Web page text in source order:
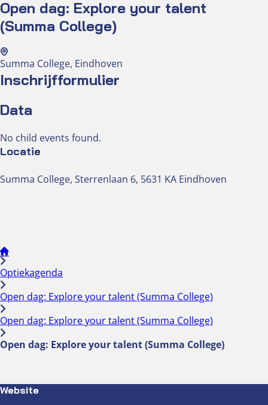
Optiekcentrum
Open dag: Explore your talent
(Summa College)
Summa College, Eindhoven
Inschrijfformulier
Data
No child events found.
Locatie
Summa College, Sterrenlaan 6, 5631 KA Eindhoven
Optiekagenda
Open dag: Explore your talent (Summa College)
Open dag: Explore your talent (Summa College)
Open dag: Explore your talent (Summa College)
Website